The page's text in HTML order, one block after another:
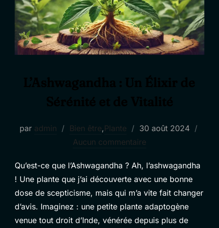
par admin Bien être, Plante
Publié
le
30 août 2024
Aucun commentaire
Qu’est-ce que l’Ashwagandha ? Ah, l’ashwagandha
! Une plante que j’ai découverte avec une bonne
dose de scepticisme, mais qui m’a vite fait changer
d’avis. Imaginez : une petite plante adaptogène
venue tout droit d’Inde, vénérée depuis plus de